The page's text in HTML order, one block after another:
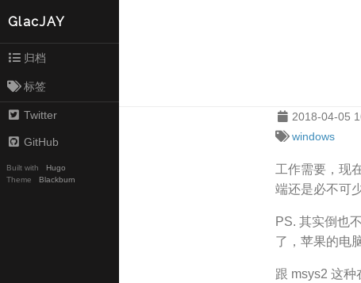
GlacJAY
归档
标签
Twitter
GitHub
Built with
Hugo
Theme
Blackburn
2018-04-05
windows
工作需要，现
端还是必不可
PS. 其实倒也
了，苹果的电
跟 msys2 这